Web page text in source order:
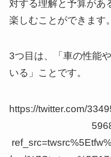
対する理解と予算があ
楽しむことができます。
3つ目は、「車の性能
いる」ことです。
https://twitter.com/